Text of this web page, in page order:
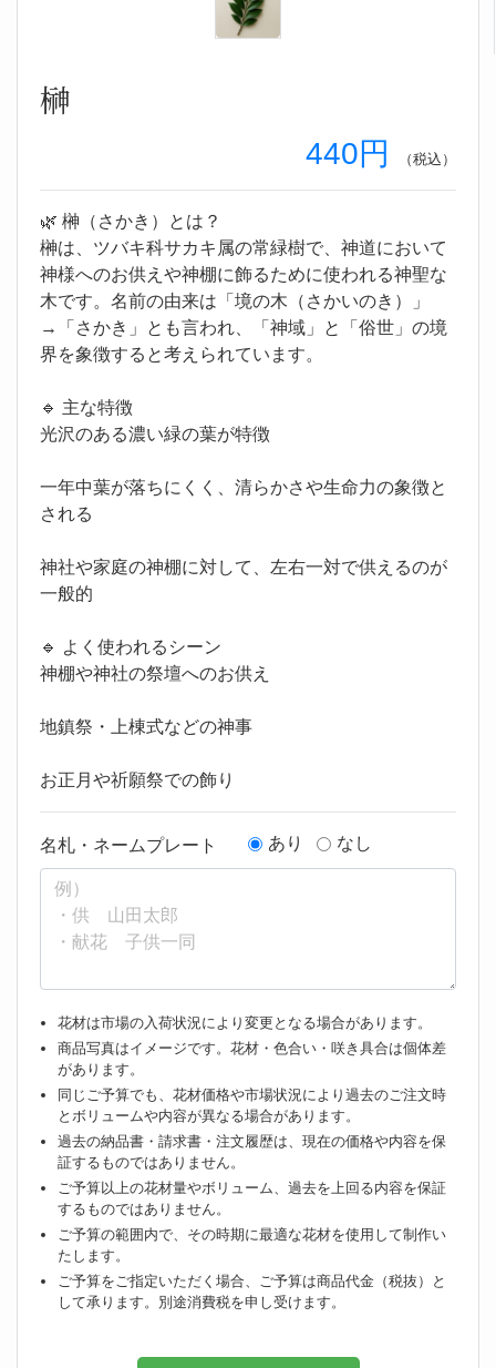
榊
440円 （税込）
🌿 榊（さかき）とは？
榊は、ツバキ科サカキ属の常緑樹で、神道において
神様へのお供えや神棚に飾るために使われる神聖な
木です。名前の由来は「境の木（さかいのき）」
→「さかき」とも言われ、「神域」と「俗世」の境
界を象徴すると考えられています。
🔹 主な特徴
光沢のある濃い緑の葉が特徴
一年中葉が落ちにくく、清らかさや生命力の象徴と
される
神社や家庭の神棚に対して、左右一対で供えるのが
一般的
🔹 よく使われるシーン
神棚や神社の祭壇へのお供え
地鎮祭・上棟式などの神事
お正月や祈願祭での飾り
名札・ネームプレート あり なし
花材は市場の入荷状況により変更となる場合があります。
商品写真はイメージです。花材・色合い・咲き具合は個体差
があります。
同じご予算でも、花材価格や市場状況により過去のご注文時
とボリュームや内容が異なる場合があります。
過去の納品書・請求書・注文履歴は、現在の価格や内容を保
証するものではありません。
ご予算以上の花材量やボリューム、過去を上回る内容を保証
するものではありません。
ご予算の範囲内で、その時期に最適な花材を使用して制作い
たします。
ご予算をご指定いただく場合、ご予算は商品代金（税抜）と
して承ります。別途消費税を申し受けます。